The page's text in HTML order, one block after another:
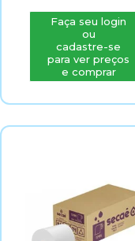
Faça seu login
ou
cadastre-se
para ver preços
e comprar